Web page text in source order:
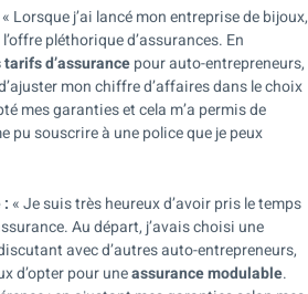
« Lorsque j’ai lancé mon entreprise de bijoux,
pléthorique d’assurances. En
d’assurancepour auto-entrepreneurs,
mon chiffre d’affaires dans le choix
mes garanties et cela m’a permis de
pu souscrire à une police que je peux
« Je suis très heureux d’avoir pris le temps
Au départ, j’avais choisi une
avec d’autres auto-entrepreneurs,
d’opter pour uneassurance modulable.